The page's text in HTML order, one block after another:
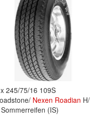
245/75/16 109S
Nexen Roadian H/
(IS)